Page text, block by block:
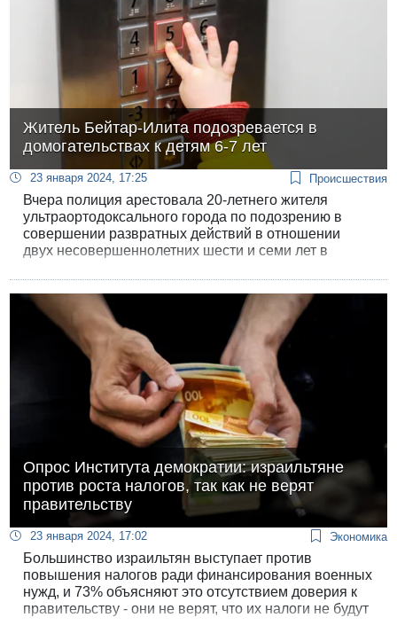
Житель Бейтар-Илита подозревается в
домогательствах к детям 6-7 лет
23 января 2024, 17:25 Происшествия
Вчера полиция арестовала 20-летнего жителя
ультраортодоксального города по подозрению в
совершении развратных действий в отношении
двух несовершеннолетних шести и семи лет в
Опрос Института демократии: израильтяне
против роста налогов, так как не верят
правительству
23 января 2024, 17:02 Экономика
Большинство израильтян выступает против
повышения налогов ради финансирования военных
нужд, и 73% объясняют это отсутствием доверия к
правительству - они не верят, что их налоги не будут